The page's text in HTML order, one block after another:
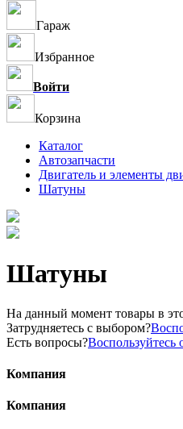
Гараж
Избранное
Войти
Корзина
Каталог
Автозапчасти
Двигатель и элементы
Шатуны
Шатуны
На данный момент товары в
Затрудняетесь с выбором?
Есть вопросы?Воспользуйтесь
Компания
Компания